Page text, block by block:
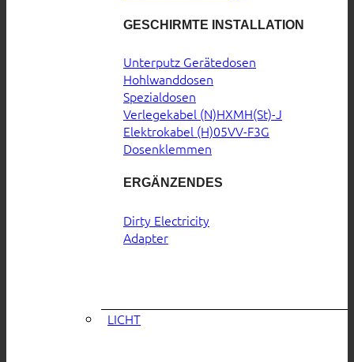
GESCHIRMTE INSTALLATION
Unterputz Gerätedosen
Hohlwanddosen
Spezialdosen
Verlegekabel (N)HXMH(St)-J
Elektrokabel (H)05VV-F3G
Dosenklemmen
ERGÄNZENDES
Dirty Electricity
Adapter
LICHT